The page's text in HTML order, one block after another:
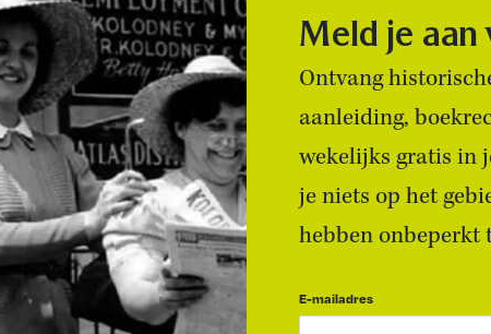
Meld je
Ontvang
aanleiding,
wekelijks gratis in
je niets op het
hebben onbeperkt
E-mailadres